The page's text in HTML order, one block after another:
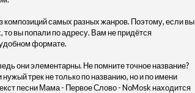
композиций самых разных жанров. Поэтому, если вы
вы попали по адресу. Вам не придётся
формате.
они элементарны. Не помните точное название?
трек не только по названию, но и по имени
песни Мама - Первое Слово - NoMosk находится